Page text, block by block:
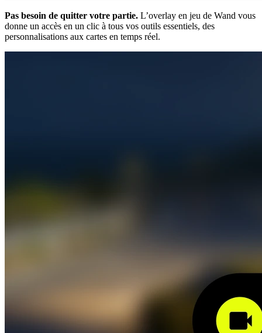
Pas besoin de quitter votre partie. L’overlay en jeu de Wand vous
donne un accès en un clic à tous vos outils essentiels, des
personnalisations aux cartes en temps réel.